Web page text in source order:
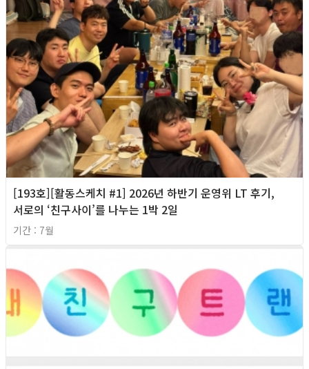
[193호][활동스케치 #1] 2026년 하반기 운영위 LT 후기,
서로의 ‘친구사이’를 나누는 1박 2일
기간 : 7월